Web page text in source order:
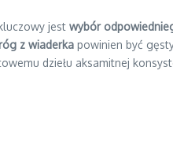
jest wybór
z wiaderka powinien być
dziełu aksamitnej